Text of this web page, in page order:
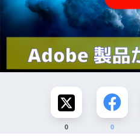
0 0